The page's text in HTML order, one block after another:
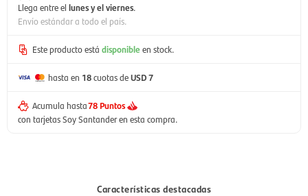
Llega entre el lunes y el viernes.
Envío estándar a todo el país.
Este producto está disponible en stock.
hasta en 18cuotas deUSD 7
Acumula hasta78 Puntos
con tarjetas Soy Santander en esta compra.
Características destacadas